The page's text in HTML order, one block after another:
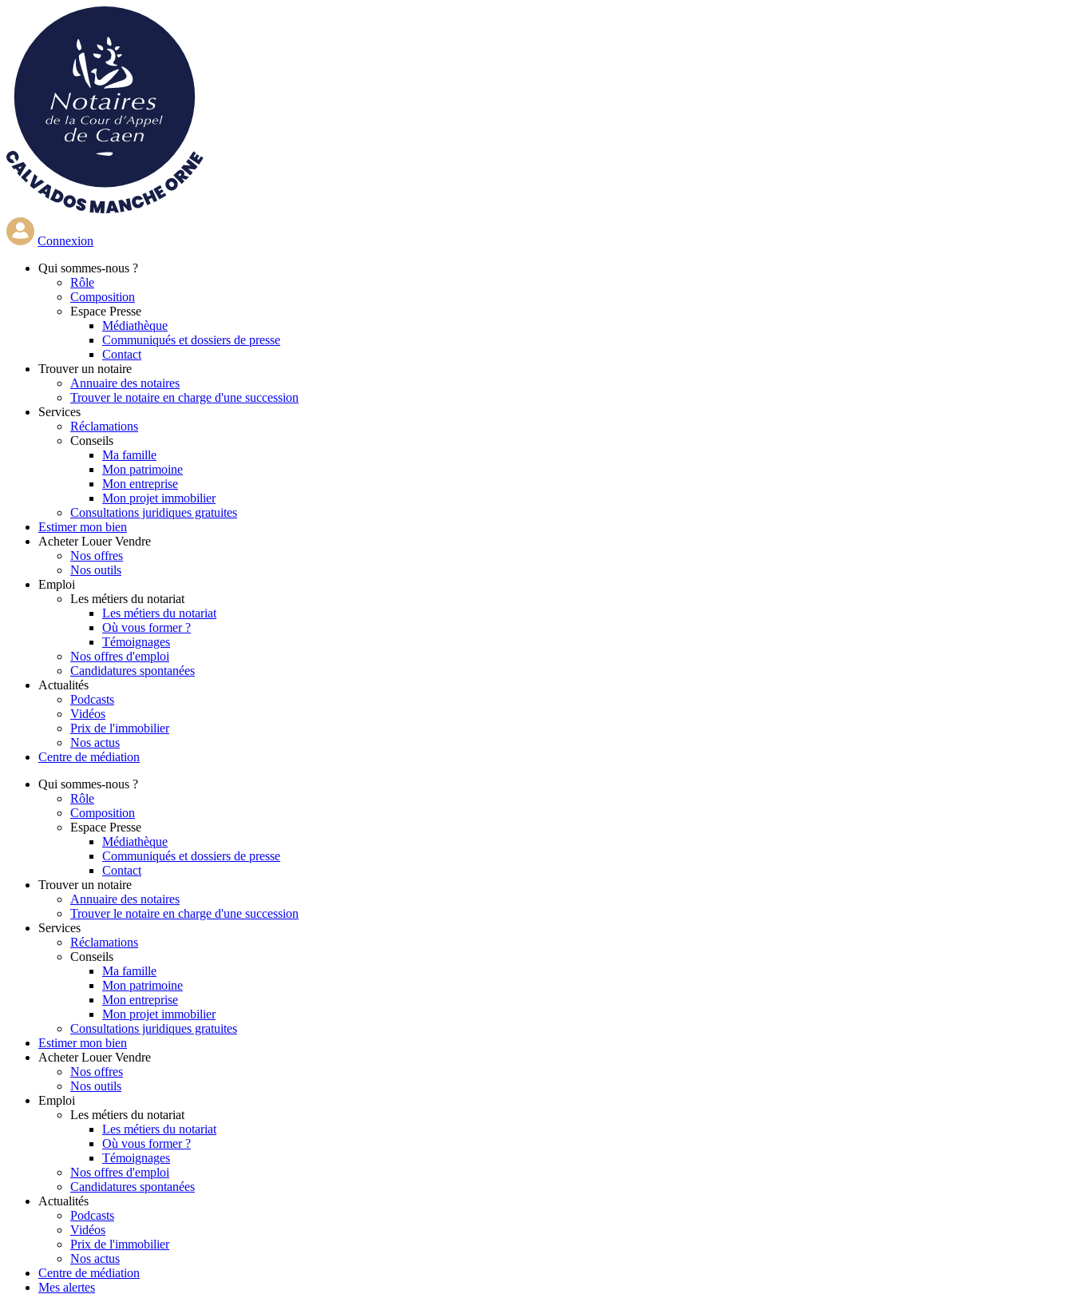
contenu
principal
Connexion
Qui sommes-nous ?
Rôle
Composition
Espace Presse
Médiathèque
Communiqués et dossiers de presse
Contact
Trouver un notaire
Annuaire des notaires
Trouver le notaire en charge d'une succession
Services
Réclamations
Conseils
Ma famille
Mon patrimoine
Mon entreprise
Mon projet immobilier
Consultations juridiques gratuites
Estimer mon bien
Acheter Louer Vendre
Nos offres
Nos outils
Emploi
Les métiers du notariat
Les métiers du notariat
Où vous former ?
Témoignages
Nos offres d'emploi
Candidatures spontanées
Actualités
Podcasts
Vidéos
Prix de l'immobilier
Nos actus
Centre de médiation
Qui sommes-nous ?
Rôle
Composition
Espace Presse
Médiathèque
Communiqués et dossiers de presse
Contact
Trouver un notaire
Annuaire des notaires
Trouver le notaire en charge d'une succession
Services
Réclamations
Conseils
Ma famille
Mon patrimoine
Mon entreprise
Mon projet immobilier
Consultations juridiques gratuites
Estimer mon bien
Acheter Louer Vendre
Nos offres
Nos outils
Emploi
Les métiers du notariat
Les métiers du notariat
Où vous former ?
Témoignages
Nos offres d'emploi
Candidatures spontanées
Actualités
Podcasts
Vidéos
Prix de l'immobilier
Nos actus
Centre de médiation
Mes alertes